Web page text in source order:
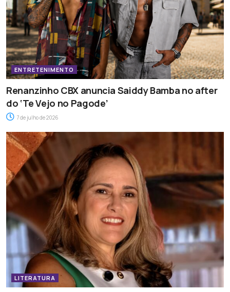
ENTRETENIMENTO
Renanzinho CBX anuncia Saiddy Bamba no after
do ‘Te Vejo no Pagode’
7 de julho de 2026
LITERATURA